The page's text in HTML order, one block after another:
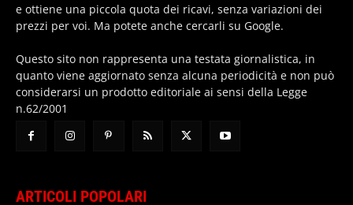
e ottiene una piccola quota dei ricavi, senza variazioni dei
prezzi per voi. Ma potete anche cercarli su Google.
Questo sito non rappresenta una testata giornalistica, in
quanto viene aggiornato senza alcuna periodicità e non può
considerarsi un prodotto editoriale ai sensi della Legge
n.62/2001
ARTICOLI POPOLARI